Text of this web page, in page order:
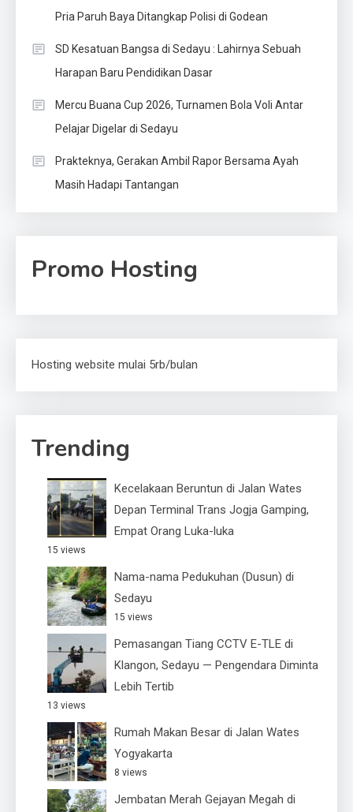
Pria Paruh Baya Ditangkap Polisi di Godean
SD Kesatuan Bangsa di Sedayu : Lahirnya Sebuah
Harapan Baru Pendidikan Dasar
Mercu Buana Cup 2026, Turnamen Bola Voli Antar
Pelajar Digelar di Sedayu
Prakteknya, Gerakan Ambil Rapor Bersama Ayah
Masih Hadapi Tantangan
Promo Hosting
Hosting website mulai 5rb/bulan
Trending
Kecelakaan Beruntun di Jalan Wates
Depan Terminal Trans Jogja Gamping,
Empat Orang Luka-luka
15 views
Nama-nama Pedukuhan (Dusun) di
Sedayu
15 views
Pemasangan Tiang CCTV E-TLE di
Klangon, Sedayu — Pengendara Diminta
Lebih Tertib
13 views
Rumah Makan Besar di Jalan Wates
Yogyakarta
8 views
Jembatan Merah Gejayan Megah di